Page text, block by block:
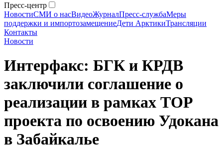
Пресс-центр
НовостиСМИ о насВидеоЖурналПресс-службаМеры
поддержки и импортозамещениеДети АрктикиТрансляции
Контакты
Новости
Интерфакс: БГК и КРДВ
заключили соглашение о
реализации в рамках ТОР
проекта по освоению Удокана
в Забайкалье